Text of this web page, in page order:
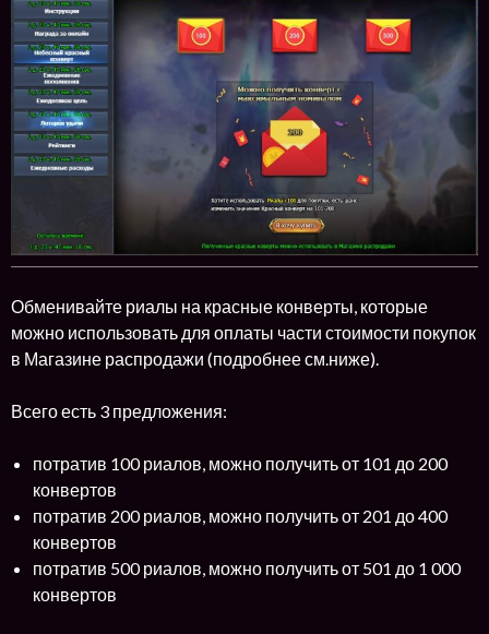
Обменивайте риалы на красные конверты, которые
можно использовать для оплаты части стоимости покупок
в Магазине распродажи (подробнее см.ниже).
Всего есть 3 предложения:
потратив 100 риалов, можно получить от 101 до 200
конвертов
потратив 200 риалов, можно получить от 201 до 400
конвертов
потратив 500 риалов, можно получить от 501 до 1 000
конвертов